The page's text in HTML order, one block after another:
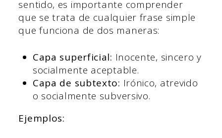
sentido, es importante comprender
que se trata de cualquier frase simple
que funciona de dos maneras:
Capa superficial: Inocente, sincero y
socialmente aceptable.
Capa de subtexto: Irónico, atrevido
o socialmente subversivo.
Ejemplos: